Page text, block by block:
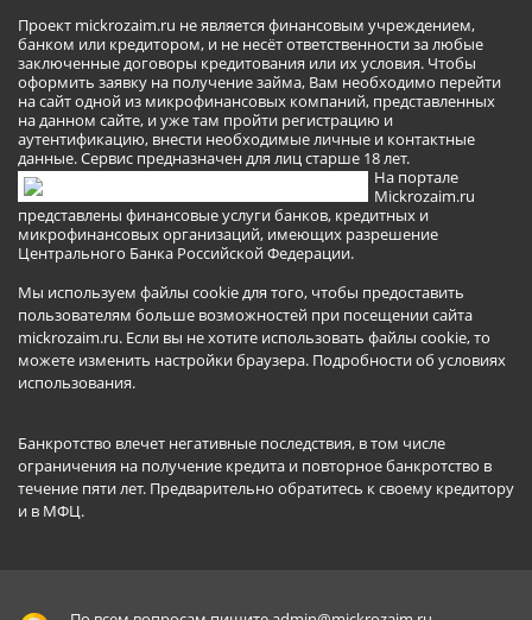
Проект mickrozaim.ru не является финансовым учреждением,
банком или кредитором, и не несёт ответственности за любые
заключенные договоры кредитования или их условия. Чтобы
оформить заявку на получение займа, Вам необходимо перейти
на сайт одной из микрофинансовых компаний, представленных
на данном сайте, и уже там пройти регистрацию и
аутентификацию, внести необходимые личные и контактные
данные. Сервис предназначен для лиц старше 18 лет.
На портале
Mickrozaim.ru
представлены финансовые услуги банков, кредитных и
микрофинансовых организаций, имеющих разрешение
Центрального Банка Российской Федерации.
Мы используем файлы cookie для того, чтобы предоставить
пользователям больше возможностей при посещении сайта
mickrozaim.ru. Если вы не хотите использовать файлы cookie, то
можете изменить настройки браузера. Подробности об условиях
использования.
Банкротство влечет негативные последствия, в том числе
ограничения на получение кредита и повторное банкротство в
течение пяти лет. Предварительно обратитесь к своему кредитору
и в МФЦ.